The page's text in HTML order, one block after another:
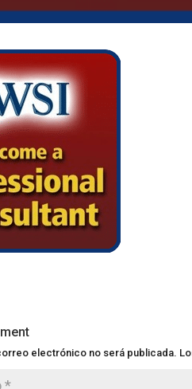
electrónico no será publicada.